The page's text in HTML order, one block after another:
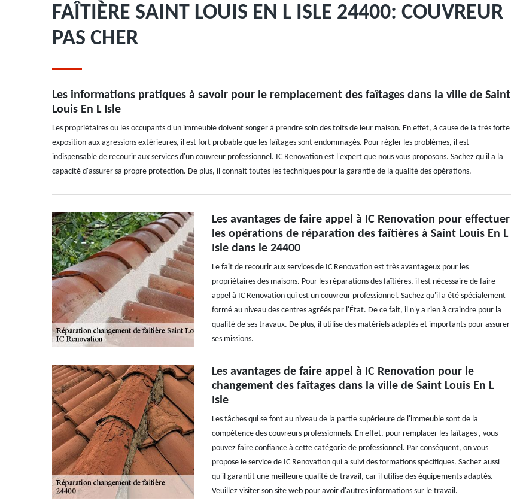
FAÎTIÈRE SAINT LOUIS EN L ISLE 24400: COUVREUR
PAS CHER
Les informations pratiques à savoir pour le remplacement des faîtages dans la ville de Saint
Louis En L Isle
Les propriétaires ou les occupants d'un immeuble doivent songer à prendre soin des toits de leur maison. En effet, à cause de la très forte
exposition aux agressions extérieures, il est fort probable que les faîtages sont endommagés. Pour régler les problèmes, il est
indispensable de recourir aux services d'un couvreur professionnel. IC Renovation est l'expert que nous vous proposons. Sachez qu'il a la
capacité d'assurer sa propre protection. De plus, il connait toutes les techniques pour la garantie de la qualité des opérations.
Les avantages de faire appel à IC Renovation pour effectuer
les opérations de réparation des faîtières à Saint Louis En L
Isle dans le 24400
Le fait de recourir aux services de IC Renovation est très avantageux pour les
propriétaires des maisons. Pour les réparations des faîtières, il est nécessaire de faire
appel à IC Renovation qui est un couvreur professionnel. Sachez qu'il a été spécialement
formé au niveau des centres agréés par l'État. De ce fait, il n'y a rien à craindre pour la
qualité de ses travaux. De plus, il utilise des matériels adaptés et importants pour assurer
ses missions.
Les avantages de faire appel à IC Renovation pour le
changement des faîtages dans la ville de Saint Louis En L
Isle
Les tâches qui se font au niveau de la partie supérieure de l'immeuble sont de la
compétence des couvreurs professionnels. En effet, pour remplacer les faîtages , vous
pouvez faire confiance à cette catégorie de professionnel. Par conséquent, on vous
propose le service de IC Renovation qui a suivi des formations spécifiques. Sachez aussi
qu'il garantit une meilleure qualité de travail, car il utilise des équipements adaptés.
Veuillez visiter son site web pour avoir d'autres informations sur le travail.